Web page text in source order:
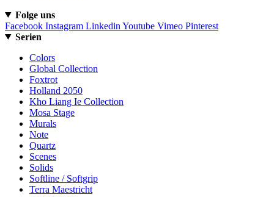
Folge uns
Facebook Instagram Linkedin Youtube Vimeo Pinterest
Serien
Colors
Global Collection
Foxtrot
Holland 2050
Kho Liang Ie Collection
Mosa Stage
Murals
Note
Quartz
Scenes
Solids
Softline / Softgrip
Terra Maestricht